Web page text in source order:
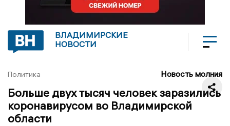
ВЛАДИМИРСКИЕ
НОВОСТИ
Политика Новость молния
Больше двух тысяч человек заразились
коронавирусом во Владимирской
области